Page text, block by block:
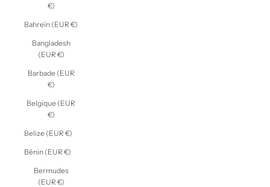
€)
Bahreïn (EUR €)
Bangladesh
(EUR €)
Barbade (EUR
€)
Belgique (EUR
€)
Belize (EUR €)
Bénin (EUR €)
Bermudes
(EUR €)